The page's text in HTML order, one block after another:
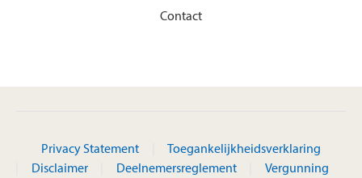
Contact
Privacy Statement
Toegankelijkheidsverklaring
Disclaimer
Deelnemersreglement Vergunning